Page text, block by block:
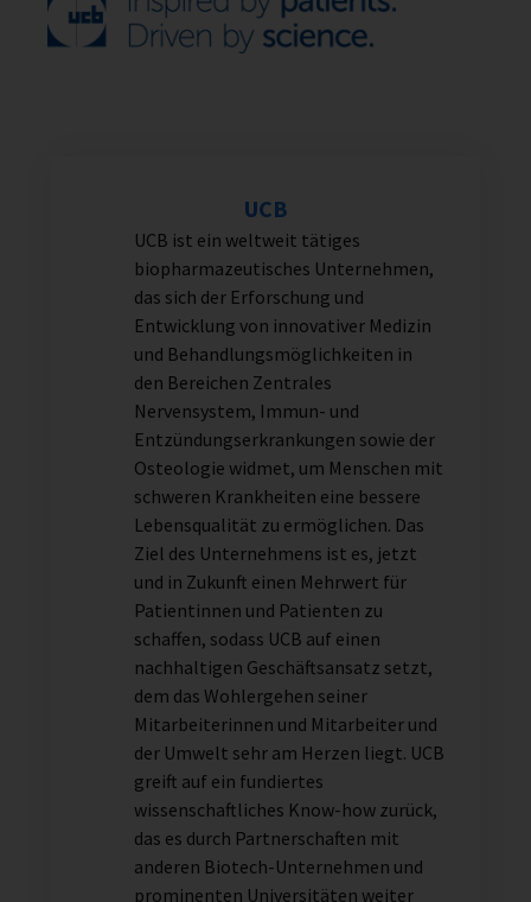
UCB
UCB ist ein weltweit tätiges
biopharmazeutisches Unternehmen,
das sich der Erforschung und
Entwicklung von innovativer Medizin
und Behandlungsmöglichkeiten in
den Bereichen Zentrales
Nervensystem, Immun- und
Entzündungserkrankungen sowie der
Osteologie widmet, um Menschen mit
schweren Krankheiten eine bessere
Lebensqualität zu ermöglichen. Das
Ziel des Unternehmens ist es, jetzt
und in Zukunft einen Mehrwert für
Patientinnen und Patienten zu
schaffen, sodass UCB auf einen
nachhaltigen Geschäftsansatz setzt,
dem das Wohlergehen seiner
Mitarbeiterinnen und Mitarbeiter und
der Umwelt sehr am Herzen liegt. UCB
greift auf ein fundiertes
wissenschaftliches Know-how zurück,
das es durch Partnerschaften mit
anderen Biotech-Unternehmen und
prominenten Universitäten weiter